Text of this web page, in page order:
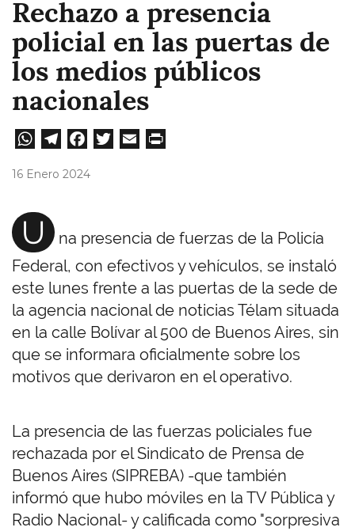
Rechazo a presencia
policial en las puertas de
los medios públicos
nacionales
W
A
pp
Te
m
Fa
16 Enero 2024
U
na presencia de fuerzas de la Policía
Federal, con efectivos y vehículos, se instaló
este lunes frente a las puertas de la sede de
la agencia nacional de noticias Télam situada
en la calle Bolívar al 500 de Buenos Aires, sin
que se informara oficialmente sobre los
motivos que derivaron en el operativo.
La presencia de las fuerzas policiales fue
rechazada por el Sindicato de Prensa de
Buenos Aires (SIPREBA) -que también
informó que hubo móviles en la TV Pública y
Radio Nacional- y calificada como "sorpresiva